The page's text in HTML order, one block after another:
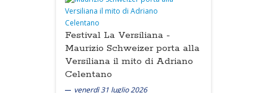
Festival La Versiliana -
Maurizio Schweizer porta alla
Versiliana il mito di Adriano
Celentano
venerdì 31 luglio 2026